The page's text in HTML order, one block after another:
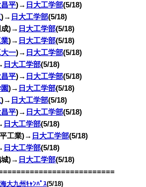
平)→ 日大工学部(5/18)
)→ 日大工学部(5/18)
成)→ 日大工学部(5/18)
)→ 日大工学部(5/18)
大一)→ 日大工学部(5/18)
日大工学部(5/18)
平)→ 日大工学部(5/18)
園)→ 日大工学部(5/18)
)→ 日大工学部(5/18)
平)→ 日大工学部(5/18)
日大工学部(5/18)
平工業)→ 日大工学部(5/18)
日大工学部(5/18)
城)→ 日大工学部(5/18)
大九州ｷｬﾝﾊﾟｽ(5/18)